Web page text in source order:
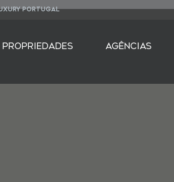
PORTUGAL
PROPRIEDADES AGÊNCIAS